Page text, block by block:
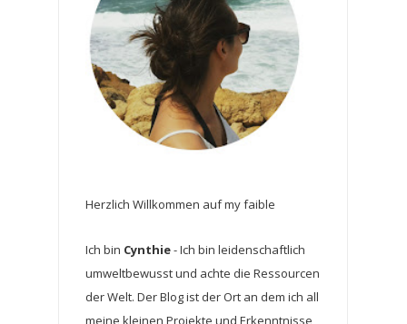
Herzlich Willkommen auf my faible
Ich bin Cynthie- Ich bin leidenschaftlich
umweltbewusst und achte die Ressourcen
der Welt. Der Blog ist der Ort an dem ich all
meine kleinen Projekte und Erkenntnisse